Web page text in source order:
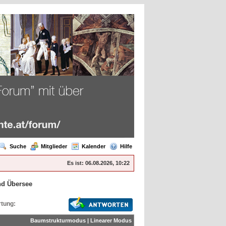
Suche Mitglieder Kalender Hilfe
Es ist: 06.08.2026, 10:22
Übersee
Baumstrukturmodus | Linearer Modus